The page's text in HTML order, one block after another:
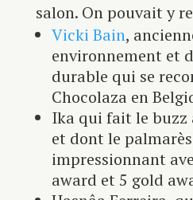
salon. On pouvait y
Vicki Bain,
environnement et
durable qui se
Chocolaza en
Ika qui fait le buzz
et dont le
impressionnant
award et 5 gold